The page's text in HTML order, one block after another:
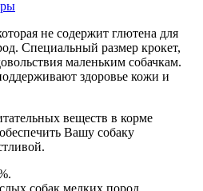
не содержит глютена для
Специальный размер крокет,
маленьким собачкам.
здоровье кожи и
веществ в корме
Вашу собаку
собак мелких пород.